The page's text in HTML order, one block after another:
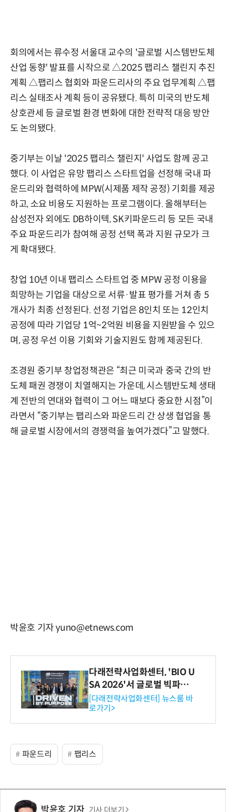
회의에서는 류수정 서울대 교수의 '글로벌 시스템반도체
산업 동향' 발표를 시작으로 △2025 팹리스 챌린지 추진
계획 △팹리스 협회와 파운드리사의 주요 업무계획 △팹
리스 실태조사 계획 등이 공유됐다. 특히 미국의 반도체
상호관세 등 글로벌 환경 변화에 대한 전략적 대응 방안
도 논의됐다.
중기부는 이날 '2025 팹리스 챌린지' 사업도 함께 공고
했다. 이 사업은 유망 팹리스 스타트업을 선정해 국내 파
운드리와 협력하에 MPW(시제품 제작 공정) 기회를 제공
하고, 소요 비용도 지원하는 프로그램이다. 올해부터는
삼성전자 외에도 DB하이텍, SK키파운드리 등 모든 국내
주요 파운드리가 참여해 공정 선택 폭과 지원 규모가 크
게 확대됐다.
창업 10년 이내 팹리스 스타트업 중 MPW 공정 이용을
희망하는 기업을 대상으로 서류·발표 평가를 거쳐 총 5
개사가 최종 선정된다. 선정 기업은 8인치 또는 12인치
공정에 따라 기업당 1억~2억원 비용을 지원받을 수 있으
며, 공정 우선 이용 기회와 기술지원도 함께 제공된다.
조경원 중기부 창업정책관은 “최근 미국과 중국 간의 반
도체 패권 경쟁이 치열해지는 가운데, 시스템반도체 생태
계 전반의 연대와 협력이 그 어느 때보다 중요한 시점”이
라면서 “중기부는 팹리스와 파운드리 간 상생 협업을 통
해 글로벌 시장에서의 경쟁력을 높여가겠다”고 말했다.
박윤호 기자 yuno@etnews.com
다래전략사업화센터, 'BIO U
SA 2026'서 글로벌 빅파마
와의 비즈니스 미팅 지원…K
-바이오 해외 진출 교두보 확
보
[다래전략사업화센터] 뉴스룸 바
로가기>
파운드리 팹리스
박윤호 기자 기사 더보기